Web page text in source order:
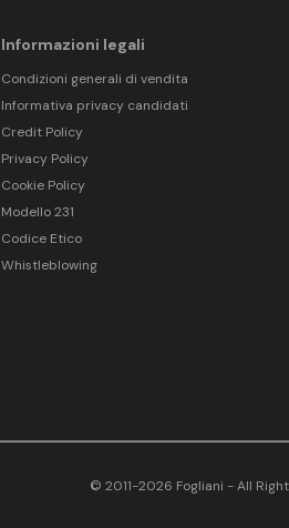
Informazioni legali
Condizioni generali di vendita
Informativa privacy candidati
Credit Policy
Privacy Policy
Cookie Policy
Modello 231
Codice Etico
Whistleblowing
© 2011-2026 Fogliani - All